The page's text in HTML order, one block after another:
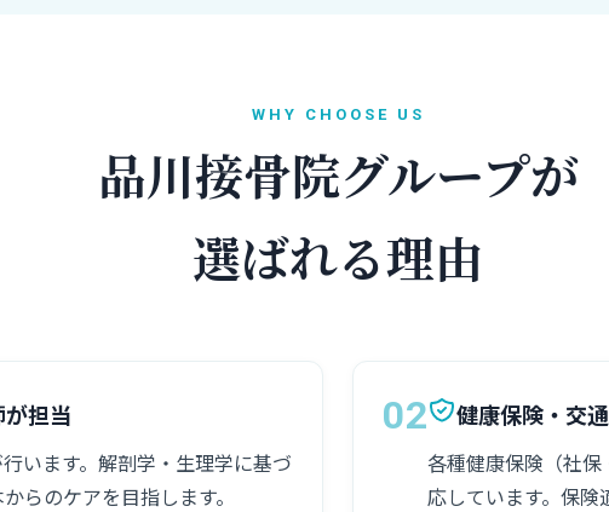
WHY CHOOSE US
品川接骨院グループが
選ばれる理由
が担当
います。解剖学・生理学に基づ
らのケアを目指します。
02 健康保険・交
各種健康保険（社
応しています。保険